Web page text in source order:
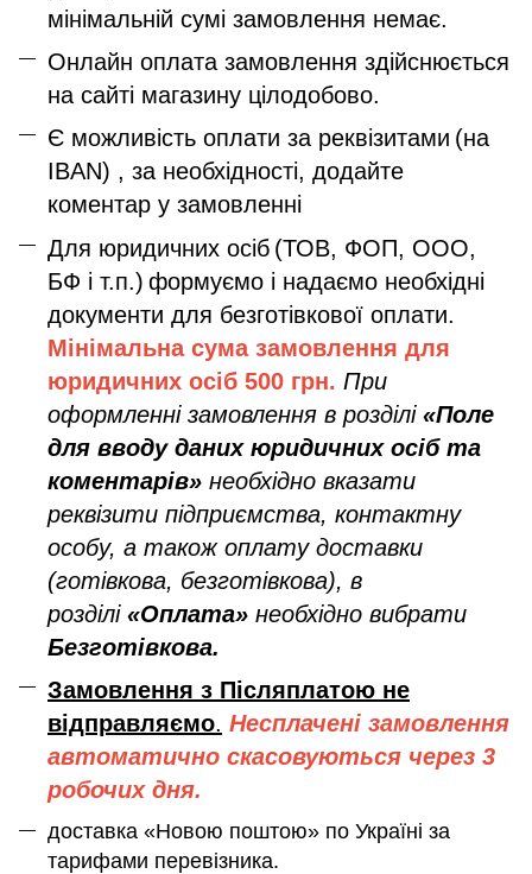
мінімальній сумі замовлення немає.
Онлайн оплата замовлення здійснюється
на сайті магазину цілодобово.
Є можливість оплати за реквізитами (на
IBAN) , за необхідності, додайте
коментар у замовленні
Для юридичних осіб (ТОВ, ФОП, ООО,
БФ і т.п.) формуємо і надаємо необхідні
документи для безготівкової оплати.
Мінімальна сума замовлення для
юридичних осіб 500 грн. При
оформленні замовлення в розділі «Поле
для вводу даних юридичних осіб та
коментарів» необхідно вказати
реквізити підприємства, контактну
особу, а також оплату доставки
(готівкова, безготівкова), в
розділі «Оплата» необхідно вибрати
Безготівкова.
Замовлення з Післяплатою не
відправляємо. Несплачені замовлення
автоматично скасовуються через 3
робочих дня.
доставка «Новою поштою» по Україні за
тарифами перевізника.